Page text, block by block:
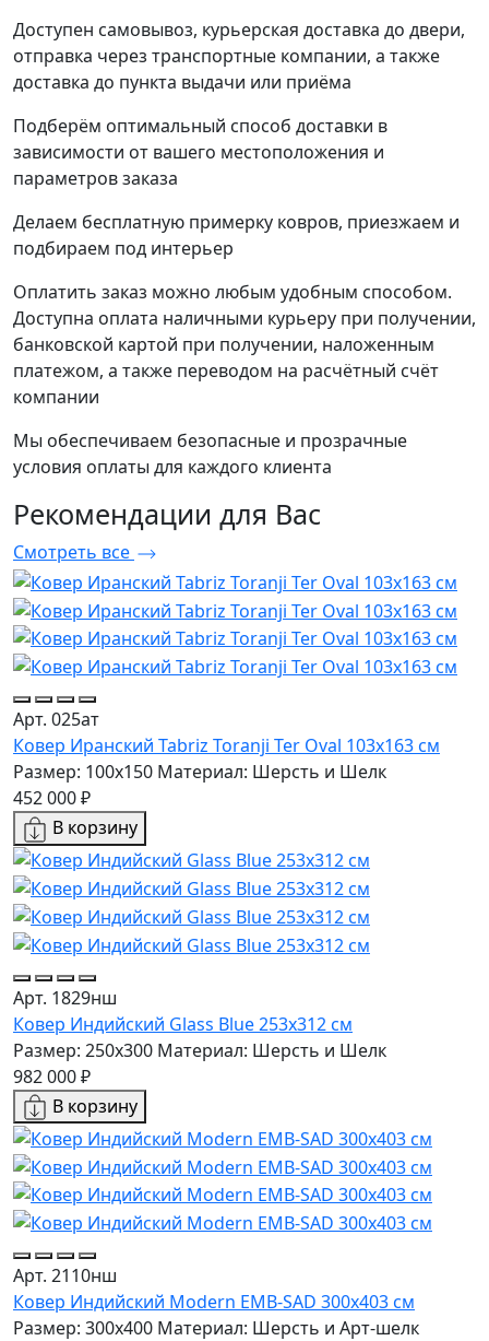
Доступен самовывоз, курьерская доставка до двери,
отправка через транспортные компании, а также
доставка до пункта выдачи или приёма
Подберём оптимальный способ доставки в
зависимости от вашего местоположения и
параметров заказа
Делаем бесплатную примерку ковров, приезжаем и
подбираем под интерьер
Оплатить заказ можно любым удобным способом.
Доступна оплата наличными курьеру при получении,
банковской картой при получении, наложенным
платежом, а также переводом на расчётный счёт
компании
Мы обеспечиваем безопасные и прозрачные
условия оплаты для каждого клиента
Рекомендации для Вас
Смотреть все
Арт. 025ат
Ковер Иранский Tabriz Toranji Ter Oval 103x163 см
Размер: 100x150 Материал: Шерсть и Шелк
452 000 ₽
В корзину
Арт. 1829нш
Ковер Индийский Glass Blue 253x312 см
Размер: 250x300 Материал: Шерсть и Шелк
982 000 ₽
В корзину
Арт. 2110нш
Ковер Индийский Modern EMB-SAD 300x403 см
Размер: 300x400 Материал: Шерсть и Арт-шелк